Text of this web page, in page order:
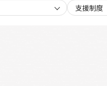
支援制度